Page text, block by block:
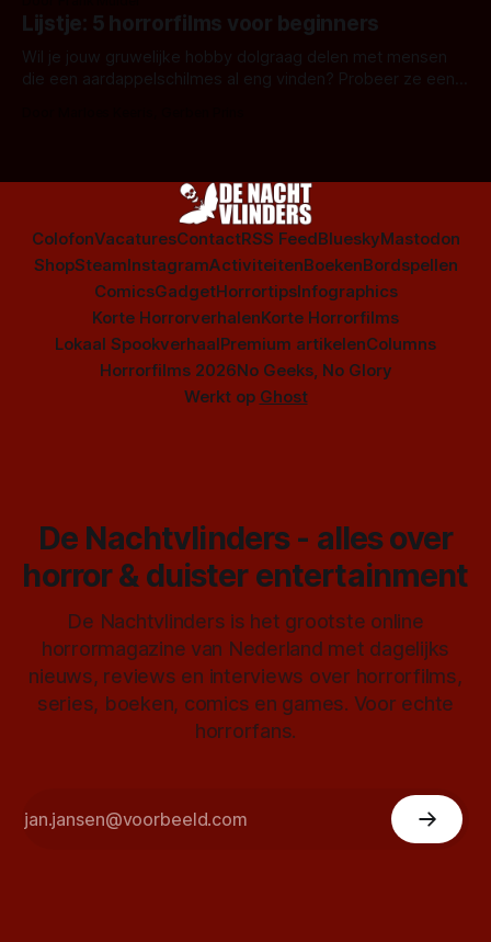
Amsterdamned of The Johnsons. Maar Nederlandse horror
is niet beperkt tot films. Hier een aantal Nederlandse tv-
series uit het duistere of horrorgenre. Als
Lijstje: 5 horrorfilms voor beginners
Wil je jouw gruwelijke hobby dolgraag delen met mensen
die een aardappelschilmes al eng vinden? Probeer ze eens
ColofonVacaturesContactRSS FeedBlueskyMastodon
ShopSteamInstagramActiviteitenBoekenBordspellen
ComicsGadgetHorrortipsInfographics
Korte HorrorverhalenKorte Horrorfilms
Lokaal SpookverhaalPremium artikelenColumns
Horrorfilms 2026No Geeks, No Glory
Werkt op Ghost
De Nachtvlinders - alles over
horror & duister entertainment
De Nachtvlinders is het grootste online
horrormagazine van Nederland met dagelijks
nieuws, reviews en interviews over horrorfilms,
series, boeken, comics en games. Voor echte
horrorfans.